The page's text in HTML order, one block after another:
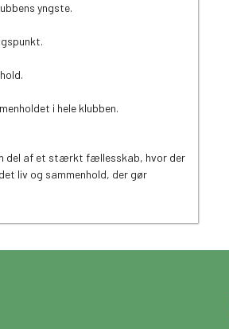
yngste.
i hele klubben.
del af et stærkt fællesskab, hvor der
liv og sammenhold, der gør